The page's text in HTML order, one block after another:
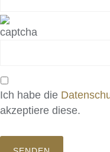
Ich habe die
akzeptiere diese.